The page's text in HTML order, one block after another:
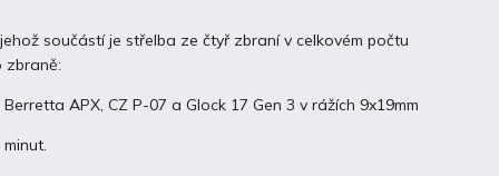
součástí je střelba ze čtyř zbraní v celkovém počtu
zbraně:
APX, CZ P-07 a Glock 17 Gen 3 v rážích 9x19mm